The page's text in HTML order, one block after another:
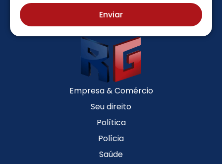
Enviar
Empresa & Comércio
Seu direito
Política
Polícia
Saúde